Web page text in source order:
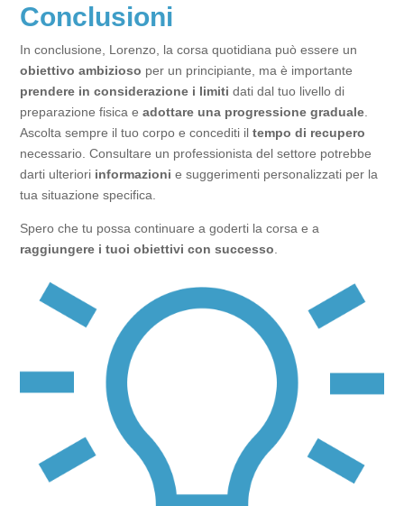
Conclusioni
In conclusione, Lorenzo, la corsa quotidiana può essere un
obiettivo ambizioso per un principiante, ma è importante
prendere in considerazione i limiti dati dal tuo livello di
preparazione fisica eadottare una progressione graduale
Ascolta sempre il tuo corpo e concediti iltempo di recupero
necessario. Consultare un professionista del settore potrebbe
darti ulteriori informazioni e suggerimenti personalizzati per la
tua situazione specifica.
Spero che tu possa continuare a goderti la corsa e a
raggiungere i tuoi obiettivi con successo